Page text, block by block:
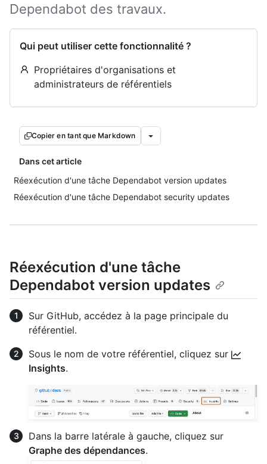
Dependabot des travaux.
Qui peut utiliser cette fonctionnalité ?
Propriétaires d'organisations et
administrateurs de référentiels
Copier en tant que Markdown
Dans cet article
Réexécution d'une tâche Dependabot version updates
Réexécution d'une tâche Dependabot security updates
Réexécution d'une tâche
Dependabot version updates
Sur GitHub, accédez à la page principale du
référentiel.
Sous le nom de votre référentiel, cliquez sur
Insights.
Dans la barre latérale à gauche, cliquez sur
Graphe des dépendances.